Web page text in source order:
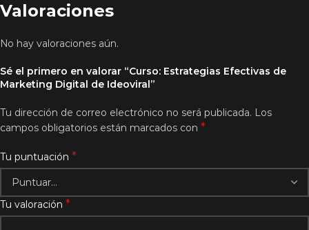
Valoraciones
No hay valoraciones aún.
Sé el primero en valorar “Curso: Estrategias Efectivas de
Marketing Digital de Ideoviral”
Tu dirección de correo electrónico no será publicada. Los
campos obligatorios están marcados con *
Tu puntuación *
Tu valoración *